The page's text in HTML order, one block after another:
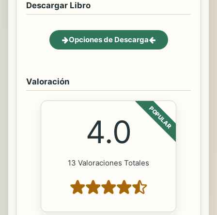
Descargar Libro
Opciones de Descarga
Valoración
POPULAR
4.0
13 Valoraciones Totales